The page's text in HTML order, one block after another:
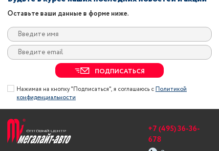
Оставьте ваши данные в форме ниже.
ПОДПИСАТЬСЯ
Нажимая на кнопку "Подписаться", я соглашаюсь сПолитикой
конфиденциальности
+7 (495) 36-36-
678